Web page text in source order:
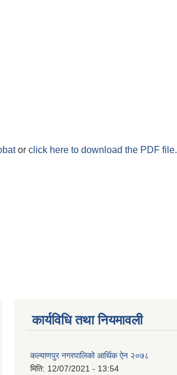
or click here to download the PDF file.
कार्यविधि तथा नियमावली
कल्याणपुर नगरपालिको आर्थिक ऐन २०७८
मिति: 12/07/2021 - 13:54